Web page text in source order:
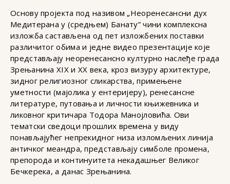
Основу пројекта под називом „Неоренесансни дух
Медитерана у (средњем) Банату” чини комплексна
изложба састављена од пет изложбених поставки
различитог обима и једне видео презентације које
представљају неоренесансно културно наслеђе града
Зрењанина XIX и XX века, кроз визуру архитектуре,
зидног религиозног сликарства, примењене
уметности (мајолика у ентеријеру), ренесансне
литературе, путовања и личности књижевника и
ликовног критичара Тодора Манојловића. Ови
тематски сведоци прошлих времена у виду
понављајућег непрекидног низа изломљених линија
античког меандра, представљају симболе промена,
препорода и континуитета некадашњег Великог
Бечкерека, а данас Зрењанина.